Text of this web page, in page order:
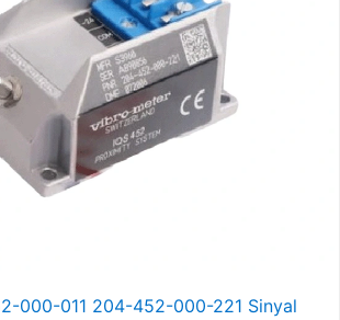
000-011 204-452-000-221 Sinyal